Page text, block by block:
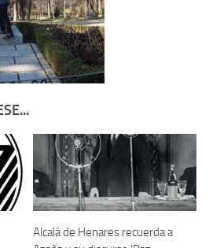
1936-1947 | Buscador
de 1939 de Tembleque
y Militantes (1934-1939)
Navarra
Galicia
Alcalá de Henares recuerda a